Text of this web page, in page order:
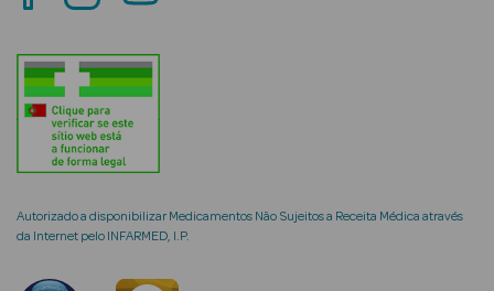
Paleta de
Sombras
Sombras
Primer
Pestanas
Autorizado a disponibilizar Medicamentos Não Sujeitos a Receita Médica através
da Internet pelo INFARMED, I.P.